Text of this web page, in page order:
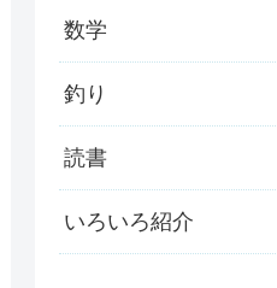
数学
釣り
読書
いろいろ紹介